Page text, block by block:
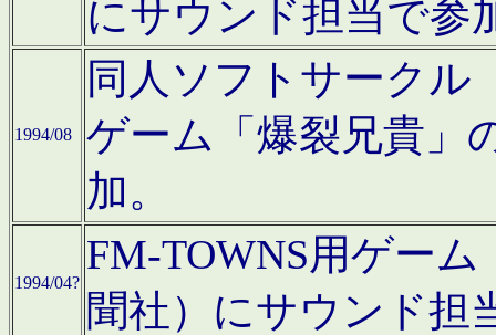
にサウンド担当で参
1994/08
同人ソフトサークル
ゲーム「爆裂兄貴」
加。
1994/04?
FM-TOWNS用ゲー
聞社）にサウンド担